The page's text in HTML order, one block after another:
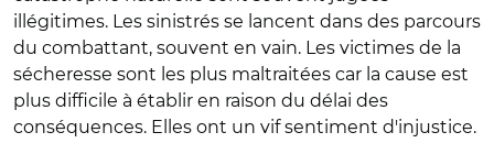
illégitimes. Les sinistrés se lancent dans des parcours
du combattant, souvent en vain. Les victimes de la
sécheresse sont les plus maltraitées car la cause est
plus difficile à établir en raison du délai des
conséquences. Elles ont un vif sentiment d'injustice.